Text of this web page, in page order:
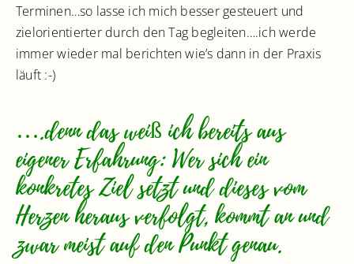
Terminen…so lasse ich mich besser gesteuert und
zielorientierter durch den Tag begleiten….ich werde
immer wieder mal berichten wie’s dann in der Praxis
läuft :-)
….denn das weiß ich bereits aus
eigener Erfahrung: Wer sich ein
konkretes Ziel setzt und dieses vom
Herzen heraus verfolgt, kommt an und
zwar meist auf den Punkt genau.